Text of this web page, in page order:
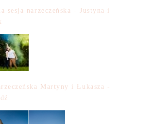
sesja narzeczeńska - Justyna i
Martyny i Łukasza -